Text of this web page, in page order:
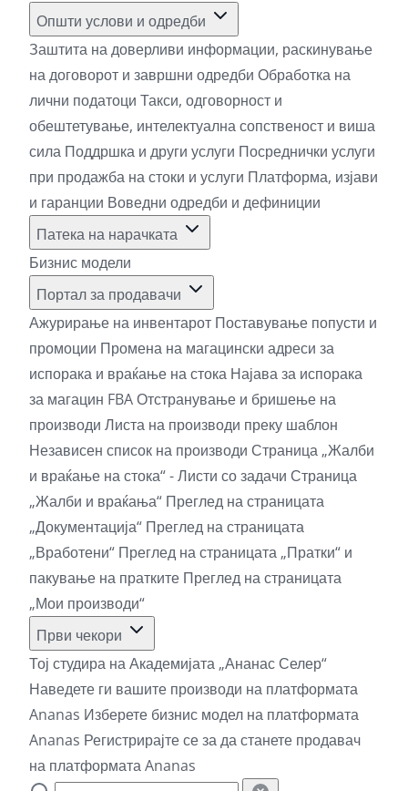
Општи услови и одредби
Заштита на доверливи информации, раскинување
на договорот и завршни одредби Обработка на
лични податоци Такси, одговорност и
обештетување, интелектуална сопственост и виша
сила Поддршка и други услуги Посреднички услуги
при продажба на стоки и услуги Платформа, изјави
и гаранции Воведни одредби и дефиниции
Патека на нарачката
Бизнис модели
Портал за продавачи
Ажурирање на инвентарот Поставување попусти и
промоции Промена на магацински адреси за
испорака и враќање на стока Најава за испорака
за магацин FBAОтстранување и бришење на
производи Листа на производи преку шаблон
Независен список на производи Страница „Жалби
и враќање на стока“ - Листи со задачи Страница
„Жалби и враќања“ Преглед на страницата
„Документација“ Преглед на страницата
„Вработени“ Преглед на страницата „Пратки“ и
пакување на пратките Преглед на страницата
„Мои производи“
Први чекори
Тој студира на Академијата „Ананас Селер“
Наведете ги вашите производи на платформата
Ananas Изберете бизнис модел на платформата
Ananas Регистрирајте се за да станете продавач
на платформата Ananas